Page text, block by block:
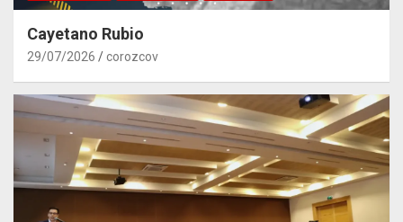
Cayetano Rubio
29/07/2026 corozcov